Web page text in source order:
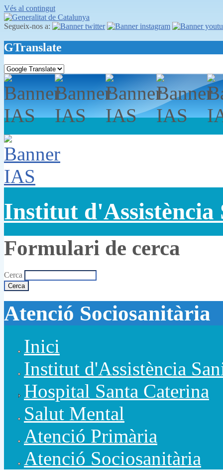
Vés al contingut
Segueix-nos a:
GTranslate
Institut d'Assistència
Formulari de cerca
Cerca
Atenció Sociosanitària
Inici
Institut d'Assistència
Hospital Santa Caterina
Salut Mental
Atenció Primària
Atenció Sociosanitària